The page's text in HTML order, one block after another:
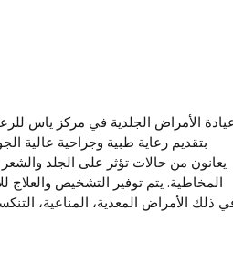
الأمراض الجلدية في مركز ياس
بتقديم رعاية طبية وجراحية عالية
يعانون من حالات تؤثر على الجلد والشعر
المخاطية. يتم توفير التشخيص والعلاج
ذلك الأمراض المعدية، المناعية،